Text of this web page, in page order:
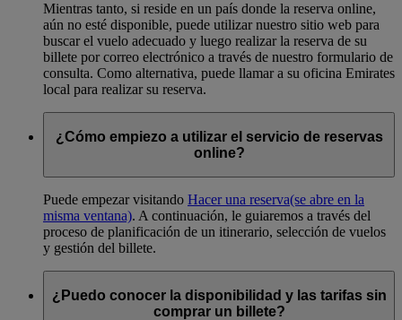
Mientras tanto, si reside en un país donde la reserva online,
aún no esté disponible, puede utilizar nuestro sitio web para
buscar el vuelo adecuado y luego realizar la reserva de su
billete por correo electrónico a través de nuestro formulario de
consulta. Como alternativa, puede llamar a su oficina Emirates
local para realizar su reserva.
¿Cómo empiezo a utilizar el servicio de reservas
online?
Puede empezar visitando Hacer una reserva(se abre en la
misma ventana). A continuación, le guiaremos a través del
proceso de planificación de un itinerario, selección de vuelos
y gestión del billete.
¿Puedo conocer la disponibilidad y las tarifas sin
comprar un billete?